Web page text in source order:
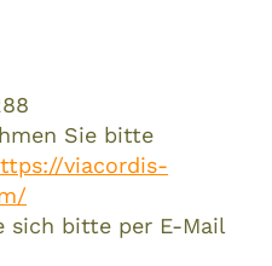
Sie bitte
viacordis-
sich bitte per E-Mail